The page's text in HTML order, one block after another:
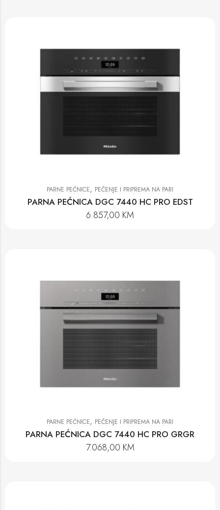
PARNE PEĆNICE, PEČENJE I PRIPREMA NA PARI
PARNA PEĆNICA DGC 7440 HC PRO EDST
6.857,00 KM
PARNE PEĆNICE, PEČENJE I PRIPREMA NA PARI
PARNA PEĆNICA DGC 7440 HC PRO GRGR
7.068,00 KM